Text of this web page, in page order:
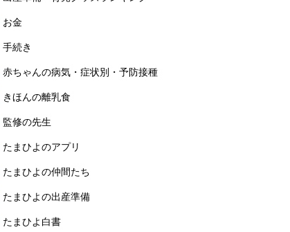
お金
手続き
赤ちゃんの病気・症状別・予防接種
きほんの離乳食
監修の先生
たまひよのアプリ
たまひよの仲間たち
たまひよの出産準備
たまひよ白書